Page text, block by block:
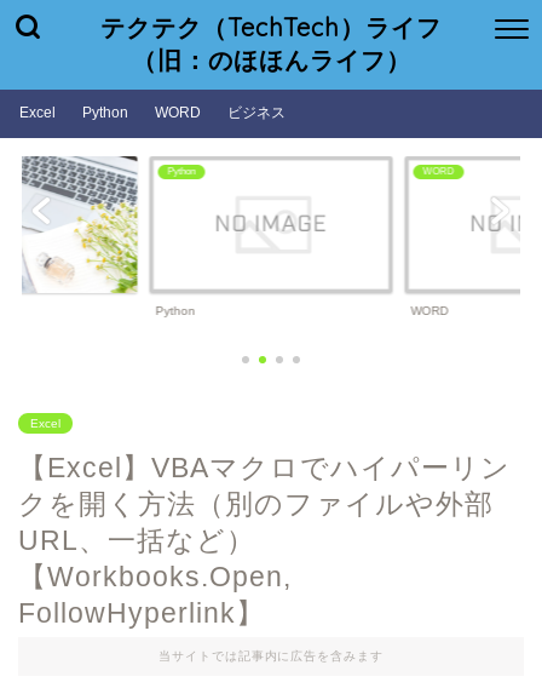
テクテク（TechTech）ライフ
（旧：のほほんライフ）
Excel Python WORD ビジネス
WORD
WORD
ビジネス
ビジネス
Excel
【Excel】VBAマクロでハイパーリン
クを開く方法（別のファイルや外部
URL、一括など）
【Workbooks.Open,
FollowHyperlink】
当サイトでは記事内に広告を含みます